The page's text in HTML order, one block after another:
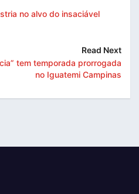
no alvo do insaciável
Read Next
tem temporada prorrogada
no Iguatemi Campinas